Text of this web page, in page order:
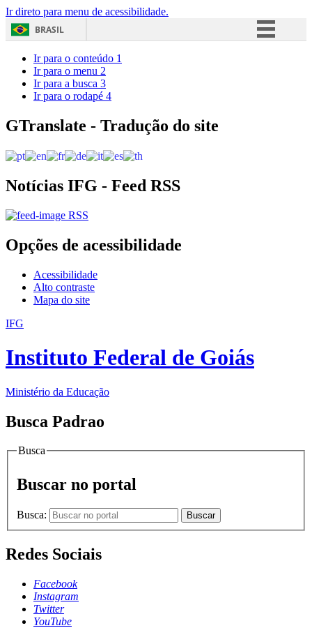
Ir direto para menu de acessibilidade.
BRASIL
Acesso à informação
Ir para o conteúdo 1
Ir para o menu 2
Ir para a busca 3
Ir para o rodapé 4
GTranslate - Tradução do site
Notícias IFG - Feed RSS
RSS
Opções de acessibilidade
Acessibilidade
Alto contraste
Mapa do site
IFG
Instituto Federal de Goiás
Ministério da Educação
Busca Padrao
Busca
Buscar no portal
Busca: Buscar
Redes Sociais
Facebook
Instagram
Twitter
YouTube